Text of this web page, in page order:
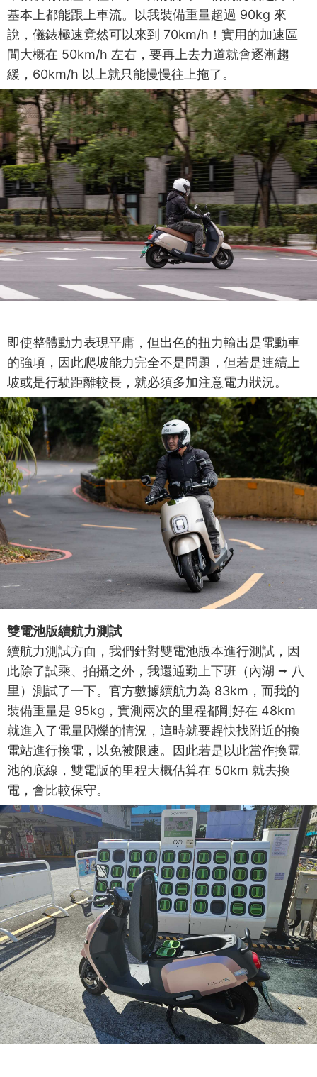
基本上都能跟上車流。以我裝備重量超過 90kg 來
說，儀錶極速竟然可以來到 70km/h！實用的加速區
間大概在 50km/h 左右，要再上去力道就會逐漸趨
緩，60km/h 以上就只能慢慢往上拖了。
即使整體動力表現平庸，但出色的扭力輸出是電動車
的強項，因此爬坡能力完全不是問題，但若是連續上
坡或是行駛距離較長，就必須多加注意電力狀況。
雙電池版續航力測試
續航力測試方面，我們針對雙電池版本進行測試，因
此除了試乘、拍攝之外，我還通勤上下班（內湖 ⭢ 八
里）測試了一下。官方數據續航力為 83km，而我的
裝備重量是 95kg，實測兩次的里程都剛好在 48km
就進入了電量閃爍的情況，這時就要趕快找附近的換
電站進行換電，以免被限速。因此若是以此當作換電
池的底線，雙電版的里程大概估算在 50km 就去換
電，會比較保守。